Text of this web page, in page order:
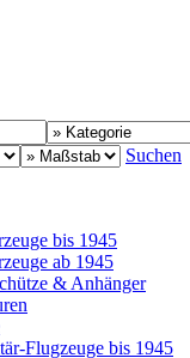
Suchen
bis 1945
ab 1945
& Anhänger
Flugzeuge bis 1945